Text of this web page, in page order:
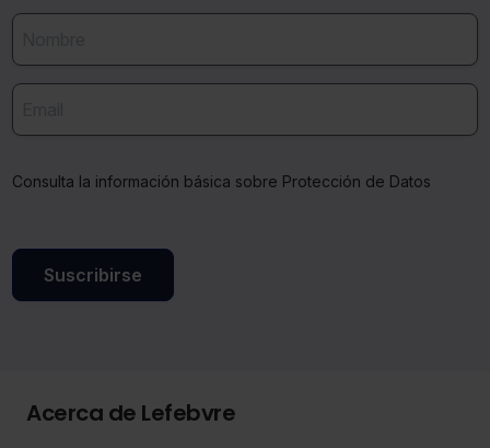
Consulta la información básica sobre Protección de Datos
Suscribirse
Acerca de Lefebvre